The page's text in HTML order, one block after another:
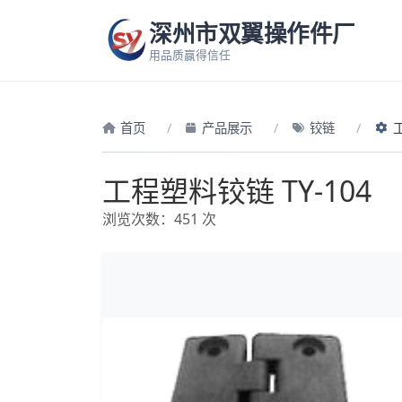
深州市双翼操作件厂
用品质赢得信任
首页 产品展示 铰链
工程塑料铰链 TY-104
浏览次数：451 次